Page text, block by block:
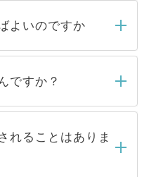
よいのですか
ら、弊社担当者がご
の後メールもしくは
内にはご連絡をせて
ばらくお待ちくださ
ですか？
り扱っている求人の
イトからご覧いただ
です。非公開求人は
一般には公開してい
れることはありま